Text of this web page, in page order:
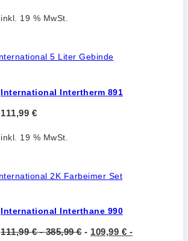
inkl. 19 % MwSt.
International Intertherm 891
111,99 €
inkl. 19 % MwSt.
International Interthane 990
111,99€-385,99€- 109,99 € -